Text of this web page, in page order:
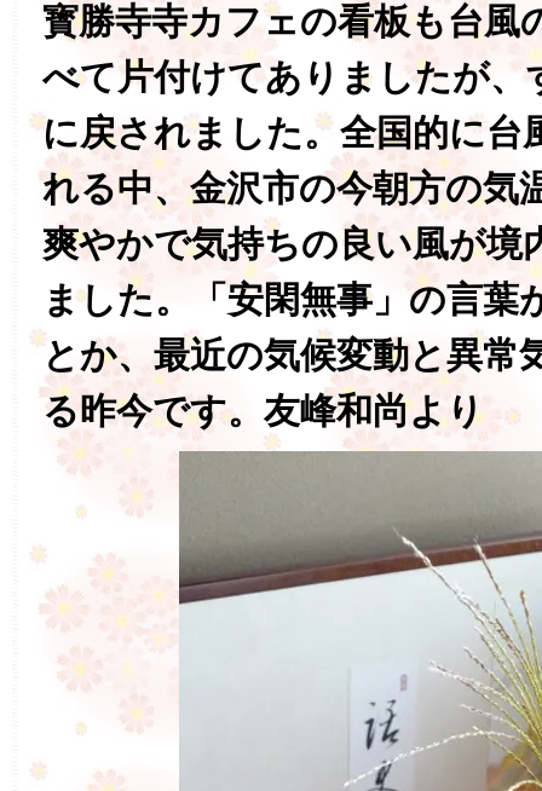
寳勝寺寺カフェの看板も台風
べて片付けてありましたが、
に戻されました。全国的に台
れる中、金沢市の今朝方の
爽やかで気持ちの良い風が境
ました。「安閑無事」の言葉
とか、最近の気候変動と異常
る昨今です。友峰和尚より